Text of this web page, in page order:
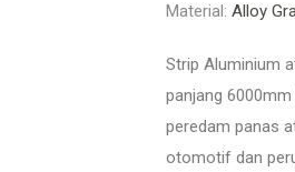
Material: Alloy
Strip Aluminium
panjang
peredam panas
otomotif dan